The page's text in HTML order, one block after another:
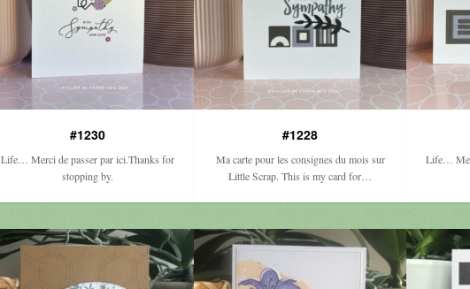
#1230
Life… Merci de passer par ici.Thanks for
stopping by.
#1228
Ma carte pour les consignes du mois sur
Little Scrap. This is my card for…
Life…